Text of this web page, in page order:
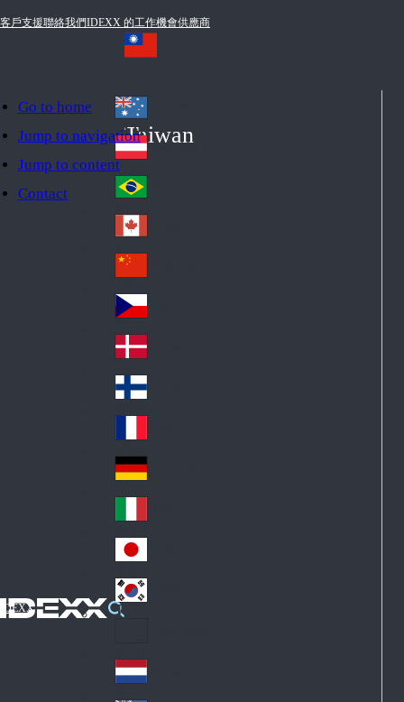
Go to home
Jump to navigation
Jump to content
Contact
客戶支援聯絡我們IDEXX 的工作機會供應商
IDEXX
Taiwan
Au
str
ali
a
Au
stri
a
Br
azi
l
Ca
na
da
Ch
ina
Cz
ec
h
De
nm
ark
Fin
d
Fra
nc
e
Ge
an
y
Ital
y
Jap
an
Ko
Lat
in
A
Ne